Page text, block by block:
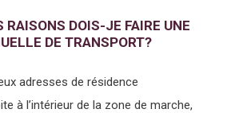
RAISONS DOIS-JE FAIRE UNE
DE TRANSPORT?
adresses de résidence
à l’intérieur de la zone de marche,